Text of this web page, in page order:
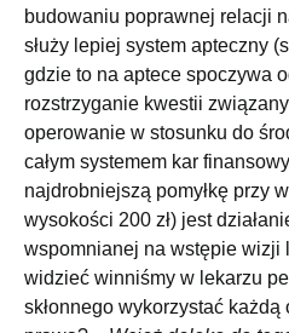
budowaniu poprawnej relacji
służy lepiej system apteczny
gdzie to na aptece spoczywa
rozstrzyganie kwestii
operowanie w stosunku do
całym systemem kar
najdrobniejszą pomyłkę przy
wysokości 200 zł) jest
wspomnianej na wstępie wizji
widzieć winniśmy w lekarzu
skłonnego wykorzystać